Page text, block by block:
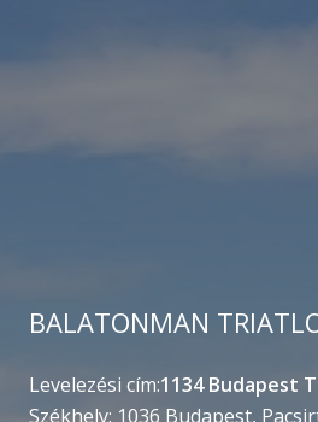
BALATONMAN
Levelezési cím:1134 Budapest
Székhely: 1036 Budapest,